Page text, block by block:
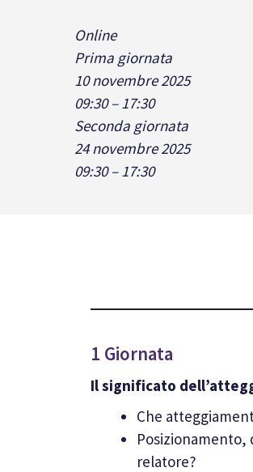
Online
Prima giornata
10 novembre 2025
09:30 – 17:30
Seconda giornata
24 novembre 2025
09:30 – 17:30
1 Giornata
Il significato
Che
Posizionamento,
relatore?